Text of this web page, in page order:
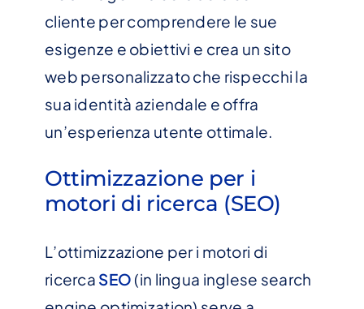
cliente per comprendere le sue
esigenze e obiettivi e crea un sito
web personalizzato che rispecchi la
sua identità aziendale e offra
un’esperienza utente ottimale.
Ottimizzazione per i
motori di ricerca (SEO)
L’ottimizzazione per i motori di
ricerca SEO (in lingua inglese search